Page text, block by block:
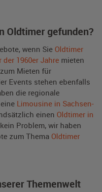
Oldtimer gefunden?
wenn Sie Oldtimer
der 1960er Jahre mieten
zum Mieten für
Events stehen ebenfalls
die regionale
Limousine in Sachsen-
einen Oldtimer in
Problem, wir haben
zum Thema Oldtimer
Themenwelt